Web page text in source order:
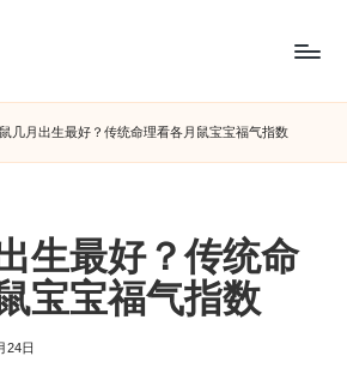
几月出生最好？传统命理看各月鼠宝宝福气指数
生最好？传统命
宝宝福气指数
24日